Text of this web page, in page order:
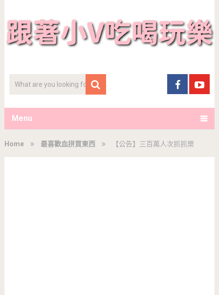
Menu
Home 最喜歡血拼買東西 【公告】三百萬人次抓抓樂